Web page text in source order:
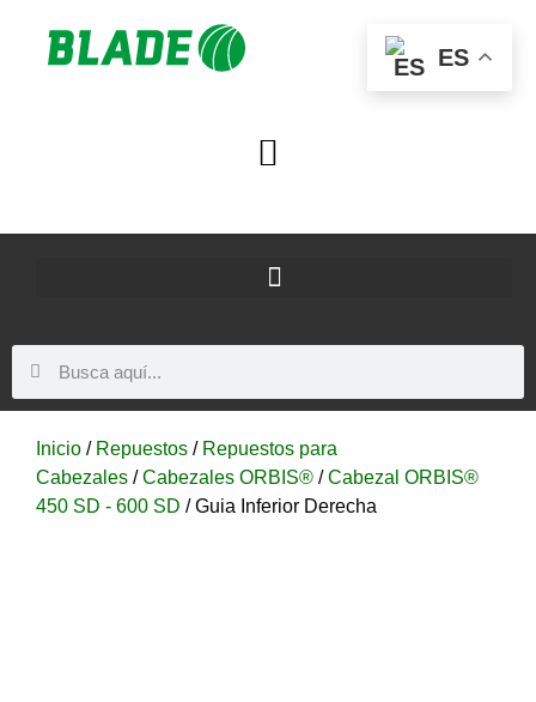
Inicio / Repuestos / Repuestos para
Cabezales /Cabezales ORBIS® /Cabezal ORBIS®
450 SD - 600 SD / Guia Inferior Derecha
ES